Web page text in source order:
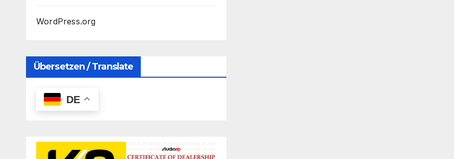
WordPress.org
Übersetzen / Translate
DE